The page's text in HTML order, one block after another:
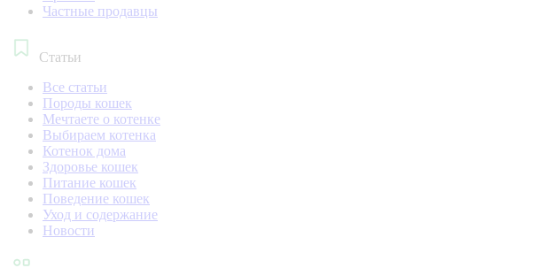
Частные продавцы
Статьи
Все статьи
Породы кошек
Мечтаете о котенке
Выбираем котенка
Котенок дома
Здоровье кошек
Питание кошек
Поведение кошек
Уход и содержание
Новости